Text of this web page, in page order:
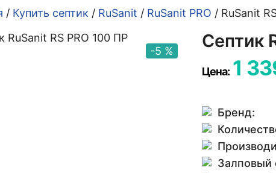
/ Купить септик / RuSanit / RuSanit PRO / RuSanit
-5 % Септик
Цена: 1
Бренд:
Залповый